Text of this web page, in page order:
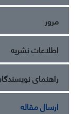
مرور
اطلاعات نشریه
راهنمای
ارسال مقاله